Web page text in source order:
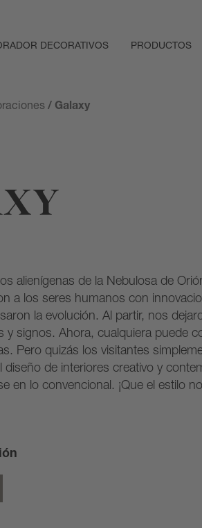
DECORATIVOS PRODUCTOS
/ Galaxy
alienígenas de la Nebulosa de
a los seres humanos con
la evolución. Al partir, nos
y signos. Ahora, cualquiera puede
Pero quizás los visitantes
diseño de interiores creativo y
en lo convencional. ¡Que el estilo